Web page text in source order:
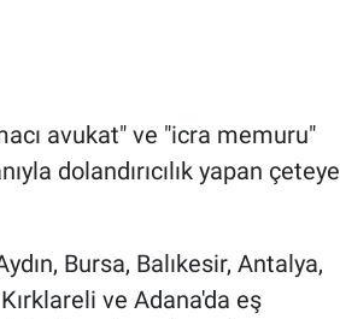
avukat" ve "icra memuru"
dolandırıcılık yapan çeteye
Bursa, Balıkesir, Antalya,
ve Adana'da eş